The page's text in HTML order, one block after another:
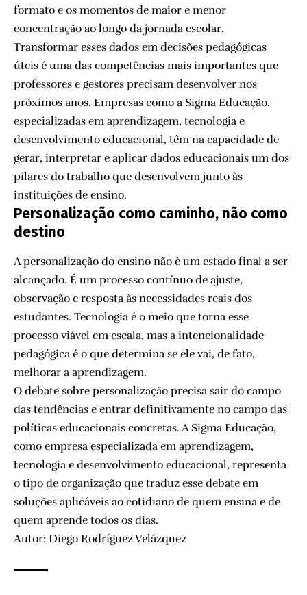
formato e os momentos de maior e menor
concentração ao longo da jornada escolar.
Transformar esses dados em decisões pedagógicas
úteis é uma das competências mais importantes que
professores e gestores precisam desenvolver nos
próximos anos. Empresas como a Sigma Educação,
especializadas em aprendizagem, tecnologia e
desenvolvimento educacional, têm na capacidade de
gerar, interpretar e aplicar dados educacionais um dos
pilares do trabalho que desenvolvem junto às
instituições de ensino.
Personalização como caminho, não como
destino
A personalização do ensino não é um estado final a ser
alcançado. É um processo contínuo de ajuste,
observação e resposta às necessidades reais dos
estudantes. Tecnologia é o meio que torna esse
processo viável em escala, mas a intencionalidade
pedagógica é o que determina se ele vai, de fato,
melhorar a aprendizagem.
O debate sobre personalização precisa sair do campo
das tendências e entrar definitivamente no campo das
políticas educacionais concretas. A Sigma Educação,
como empresa especializada em aprendizagem,
tecnologia e desenvolvimento educacional, representa
o tipo de organização que traduz esse debate em
soluções aplicáveis ao cotidiano de quem ensina e de
quem aprende todos os dias.
Autor: Diego Rodríguez Velázquez